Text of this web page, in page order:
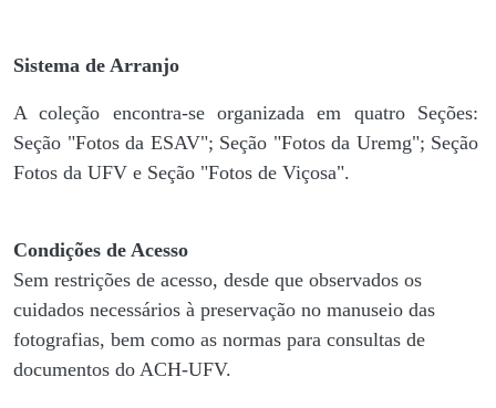
Sistema de Arranjo
A coleção encontra-se organizada em quatro Seções:
Seção "Fotos da ESAV"; Seção "Fotos da Uremg"; Seção
Fotos da UFV e Seção "Fotos de Viçosa".
Condições de Acesso
Sem restrições de acesso, desde que observados os
cuidados necessários à preservação no manuseio das
fotografias, bem como as normas para consultas de
documentos do ACH-UFV.